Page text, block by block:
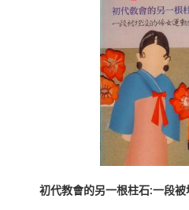
初代教會的另一根柱石:一段